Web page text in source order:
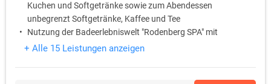
Kuchen und Softgetränke sowie zum Abendessen
unbegrenzt Softgetränke, Kaffee und Tee
Nutzung der Badeerlebniswelt "Rodenberg SPA" mit
Schwimmbad, Wildwasserkanal, Hot-Whirlpool, Finnischer
+ Alle 15 Leistungen anzeigen